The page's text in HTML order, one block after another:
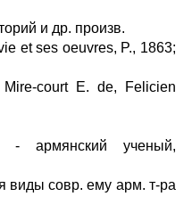
и др. произв.
et ses oeuvres, P., 1863;
court E. de, Felicien
армянский ученый,
виды совр. ему арм. т-ра